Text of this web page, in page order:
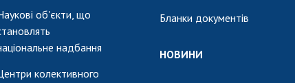
об'єкти, що
надбання
колективного
Бланки документів
НОВИНИ